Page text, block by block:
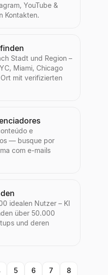
YouTube &
Kontakten.
Stadt und Region –
Miami, Chicago
mit verifizierten
e
— busque por
com e-mails
idealen Nutzer – KI
über 50.000
und deren
5 6 7 8